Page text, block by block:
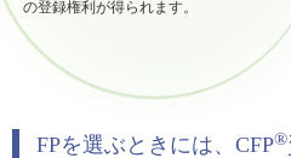
の登録権利が得られます。
FPを選ぶときには、CFP®